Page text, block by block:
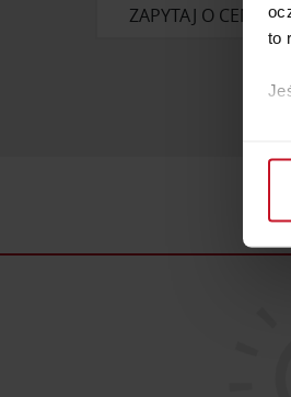
to
ZAPYTAJ O CENĘ W